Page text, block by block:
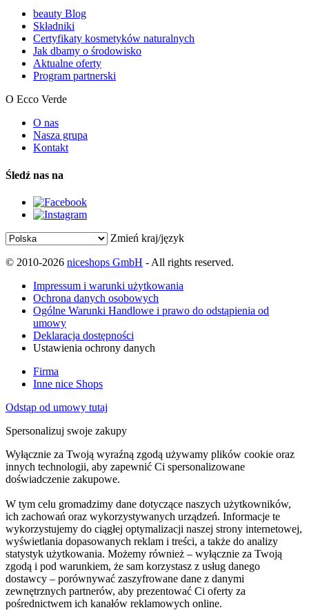
beauty Blog
Składniki
Certyfikaty kosmetyków naturalnych
Jak dbamy o środowisko
Aktualne oferty
Program partnerski
O Ecco Verde
O nas
Nasza grupa
Kontakt
Śledź nas na
Zmień kraj/język
© 2010-2026 niceshops GmbH - All rights reserved.
Impressum i warunki użytkowania
Ochrona danych osobowych
Ogólne Warunki Handlowe i prawo do odstąpienia od
umowy
Deklaracja dostępności
Ustawienia ochrony danych
Firma
Inne nice Shops
Odstąp od umowy tutaj
Spersonalizuj swoje zakupy
Wyłącznie za Twoją wyraźną zgodą używamy plików cookie oraz
innych technologii, aby zapewnić Ci spersonalizowane
doświadczenie zakupowe.
W tym celu gromadzimy dane dotyczące naszych użytkowników,
ich zachowań oraz wykorzystywanych urządzeń. Informacje te
wykorzystujemy do ciągłej optymalizacji naszej strony internetowej,
wyświetlania dopasowanych reklam i treści, a także do analizy
statystyk użytkowania. Możemy również – wyłącznie za Twoją
zgodą i pod warunkiem, że sam korzystasz z usług danego
dostawcy – porównywać zaszyfrowane dane z danymi
zewnętrznych partnerów, aby prezentować Ci oferty za
pośrednictwem ich kanałów reklamowych online.